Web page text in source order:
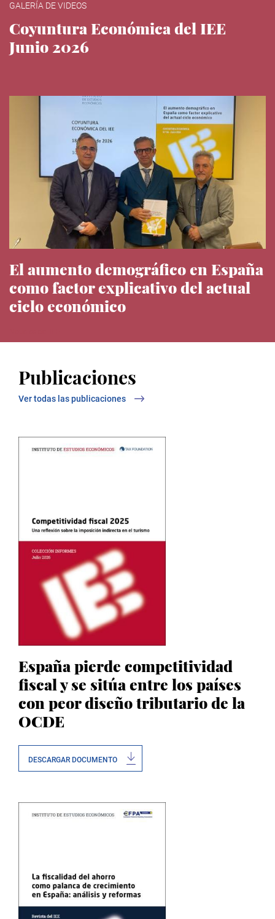
GALERÍA DE VIDEOS
Coyuntura Económica del IEE
Junio 2026
El aumento demográfico en España
como factor explicativo del actual
ciclo económico
Publicaciones
Ver todas las publicaciones
España pierde competitividad
fiscal y se sitúa entre los países
con peor diseño tributario de la
OCDE
DESCARGAR DOCUMENTO